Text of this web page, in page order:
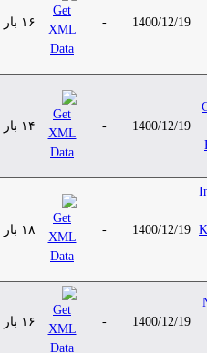
1400/12/19 ۱۶ بار
1400/12/19 ۱۴ بار
1400/12/19 ۱۸ بار
1400/12/19 ۱۶ بار